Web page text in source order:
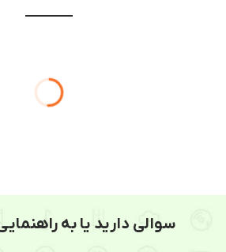
سوالی دارید یا به